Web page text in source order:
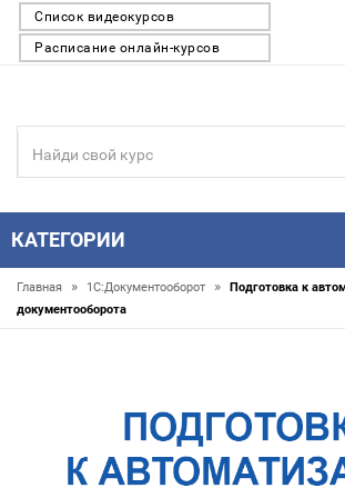
Список видеокурсов
Расписание онлайн-курсов
КАТЕГОРИИ
Главная » 1С:Документооборот »
Подготовка к
документооборота